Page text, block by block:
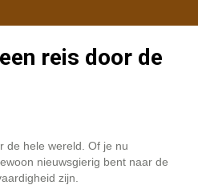
reis door de
de hele wereld. Of je nu
nieuwsgierig bent naar de
zijn.